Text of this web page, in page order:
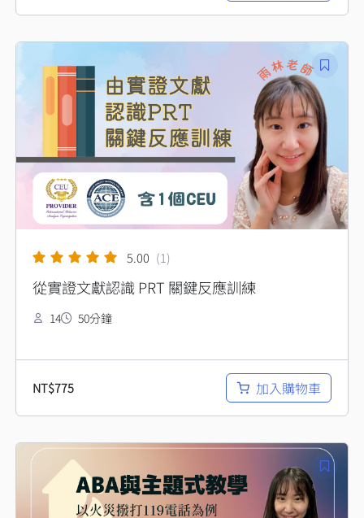
5.00 (1)
從實證文獻認識 PRT 關鍵反應訓練
14 50分鐘
NT$775 加入購物車